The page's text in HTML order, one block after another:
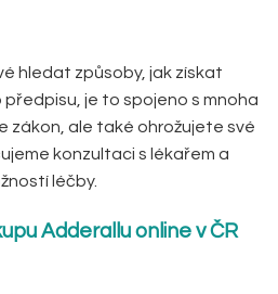
hledat způsoby, jak získat
je to spojeno s mnoha
zákon, ale také ohrožujete své
konzultaci s lékařem a
léčby.
Adderallu online v ČR